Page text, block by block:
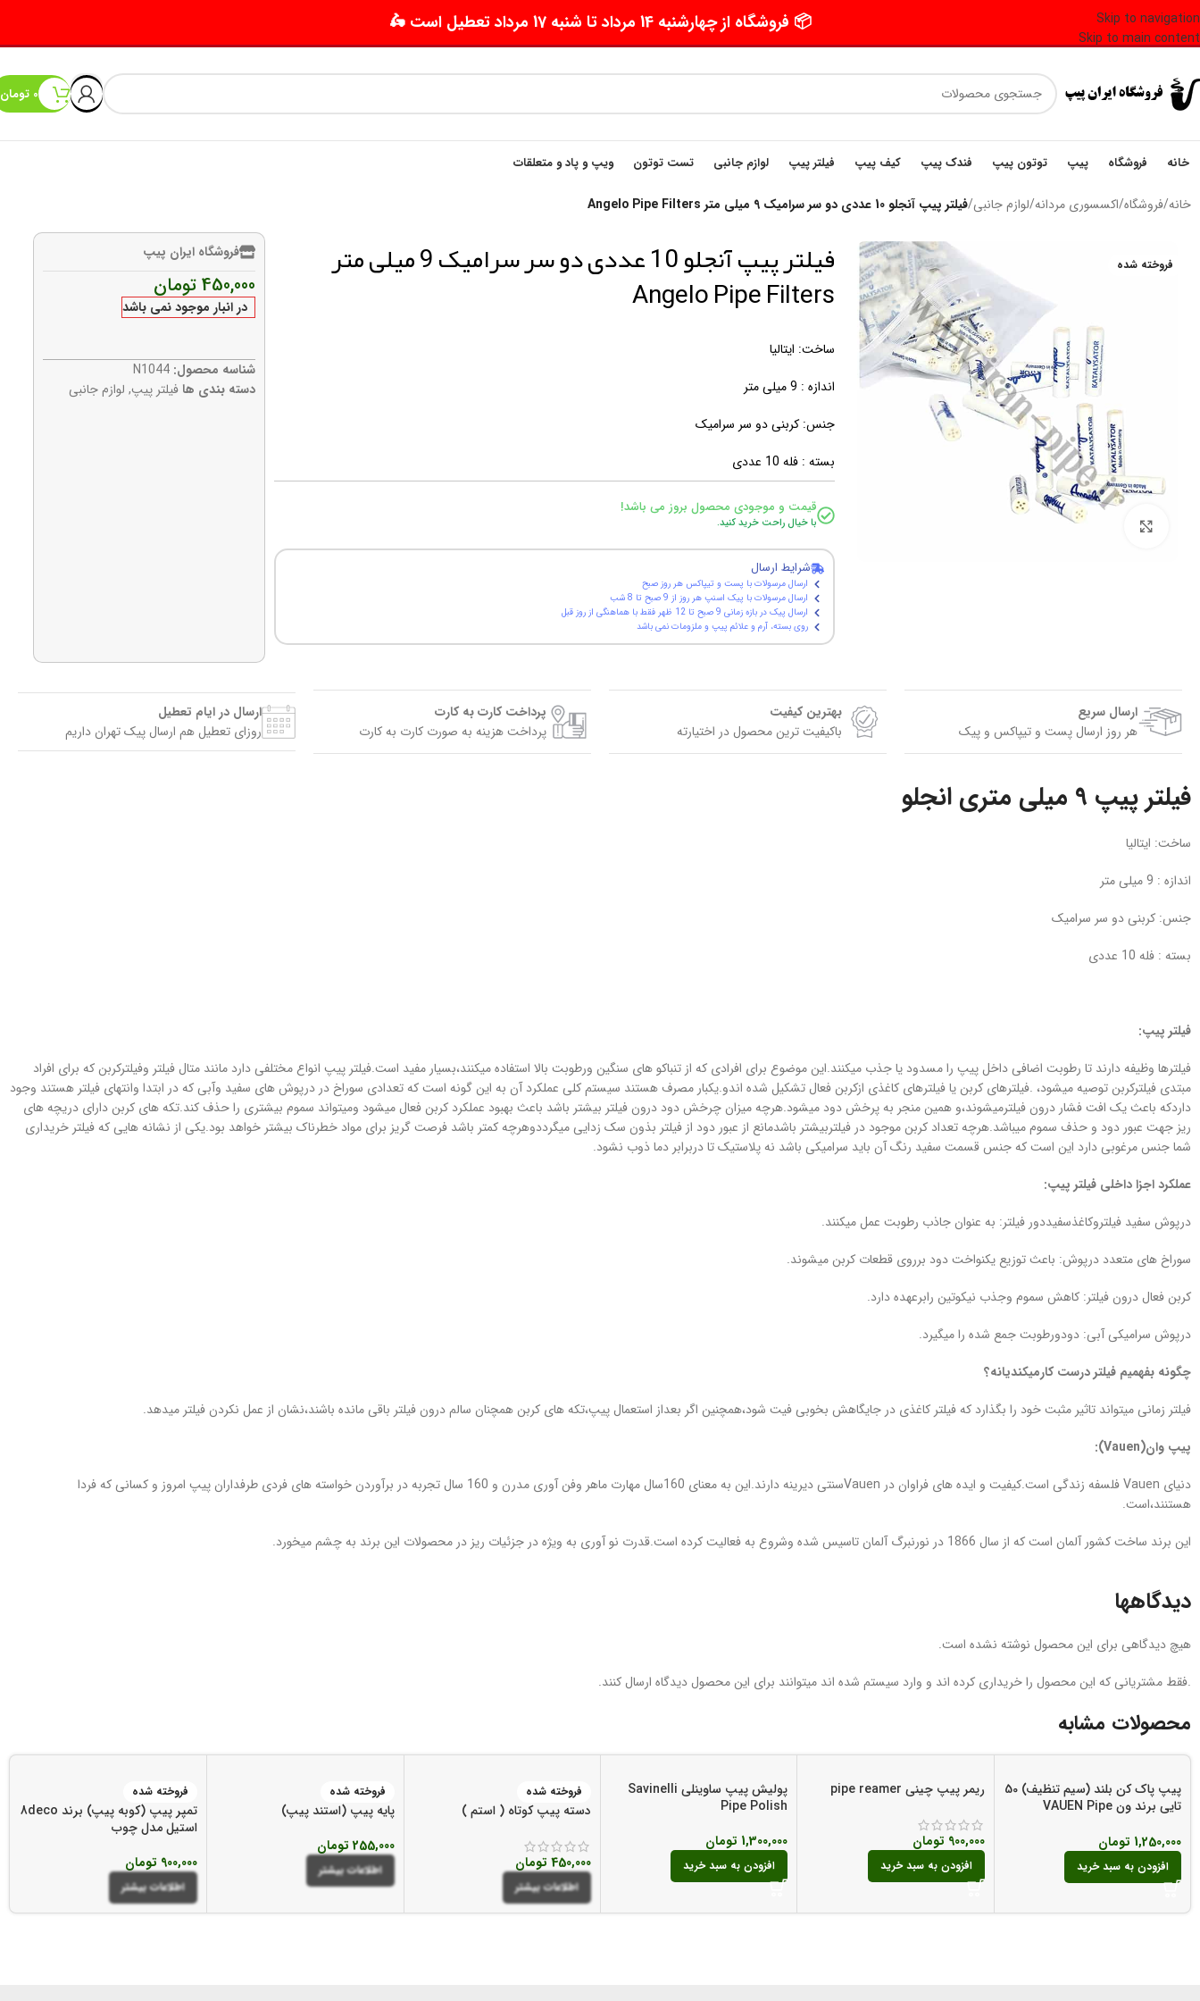
Skip to navigation
Skip to main content
📦 فروشگاه از چهارشنبه 14 مرداد تا شنبه 17 مرداد تعطیل است 🛵
0 تومان
خانه فروشگاه پیپ توتون پیپ فندک پیپ کیف پیپ فیلتر پیپ لوازم جانبی تست توتون ویپ و پاد و متعلقات
خانه/فروشگاه/اکسسوری مردانه/لوازم جانبی/فیلتر پیپ آنجلو 10 عددی دو سر سرامیک 9 میلی متر Angelo Pipe Filters
فروخته شده
برای بزرگنمایی کلیک کنید
فیلتر پیپ آنجلو 10 عددی دو سر سرامیک 9 میلی متر
Angelo Pipe Filters
ساخت: ایتالیا
اندازه : 9 میلی متر
جنس: کربنی دو سر سرامیک
بسته : فله 10 عددی
قیمت و موجودی محصول بروز می باشد!
با خیال راحت خرید کنید.
شرایط ارسال
ارسال مرسولات با پست و تیپاکس هر روز صبح
ارسال مرسولات با پیک اسنپ هر روز از 9 صبح تا 8 شب
ارسال پیک در بازه زمانی 9 صبح تا 12 ظهر فقط با هماهنگی از روز قبل
روی بسته، آرم و علائم پیپ و ملزومات نمی باشد
فروشگاه ایران پیپ
450,000 تومان
در انبار موجود نمی باشد
شناسه محصول:N1044
دسته بندی ها فیلتر پیپ, لوازم جانبی
ارسال سریع
هر روز ارسال پست و تیپاکس و پیک
بهترین کیفیت
باکیفیت ترین محصول در اختیارته
پرداخت کارت به کارت
پرداخت هزینه به صورت کارت به کارت
ارسال در ایام تعطیل
روزای تعطیل هم ارسال پیک تهران داریم
فیلتر پیپ 9 میلی متری انجلو
ساخت: ایتالیا
اندازه : 9 میلی متر
جنس: کربنی دو سر سرامیک
بسته : فله 10 عددی
فیلتر پیپ:
فیلترها وظیفه دارند تا رطوبت اضافی داخل پیپ را مسدود یا جذب میکنند.این موضوع برای افرادی که از تنباکو های سنگین ورطوبت بالا استفاده میکنند،بسیار مفید است.فیلتر پیپ انواع مختلفی دارد مانند متال فیلتر وفیلترکربن که برای افراد
مبتدی فیلترکربن توصیه میشود، .فیلترهای کربن یا فیلترهای کاغذی ازکربن فعال تشکیل شده اندو.یکبار مصرف هستند سیستم کلی عملکرد آن به این گونه است که تعدادی سوراخ در درپوش های سفید وآبی که در ابتدا وانتهای فیلتر هستند وجود
داردکه باعث یک افت فشار درون فیلترمیشوند،و همین منجر به پرخش دود میشود.هرچه میزان چرخش دود درون فیلتر بیشتر باشد باعث بهبود عملکرد کربن فعال میشود ومیتواند سموم بیشتری را حذف کند.تکه های کربن دارای دریچه های
ریز جهت عبور دود و حذف سموم میباشد.هرچه تعداد کربن موجود در فیلتربیشتر باشدمانع از عبور دود از فیلتر بذون سک زدایی میگرددوهرچه کمتر باشد فرصت گریز برای مواد خطرناک بیشتر خواهد بود.یکی از نشانه هایی که فیلتر خریداری
شما جنس مرغوبی دارد این است که جنس قسمت سفید رنگ آن باید سرامیکی باشد نه پلاستیک تا دربرابر دما ذوب نشود.
عملکرد اجزا داخلی فیلتر پیپ:
درپوش سفید فیلتروکاغذسفیددور فیلتر: به عنوان جاذب رطوبت عمل میکنند.
سوراخ های متعدد درپوش: باعث توزیع یکنواخت دود برروی قطعات کربن میشوند.
کربن فعال درون فیلتر: کاهش سموم وجذب نیکوتین رابرعهده دارد.
درپوش سرامیکی آبی: دودورطوبت جمع شده را میگیرد.
چگونه بفهمیم فیلتر درست کارمیکندیانه؟
فیلتر زمانی میتواند تاثیر مثبت خود را بگذارد که فیلتر کاغذی در جایگاهش بخوبی فیت شود،همچنین اگر بعداز استعمال پیپ،تکه های کربن همچنان سالم درون فیلتر باقی مانده باشند،نشان از عمل نکردن فیلتر میدهد.
پیپ وان(Vauen
):
دنیای Vauen فلسفه زندگی است.کیفیت و ایده های فراوان در Vauenسنتی دیرینه دارند.این به معنای 160سال مهارت ماهر وفن آوری مدرن و 160 سال تجربه در برآوردن خواسته های فردی طرفداران پیپ امروز و کسانی که فردا
هستنند،است.
این برند ساخت کشور آلمان است که از سال 1866 در نورنبرگ آلمان تاسیس شده وشروع به فعالیت کرده است.قدرت نو آوری به ویژه در جزئیات ریز در محصولات این برند به چشم میخورد.
دیدگاهها
هیچ دیدگاهی برای این محصول نوشته نشده است.
.فقط مشتریانی که این محصول را خریداری کرده اند و وارد سیستم شده اند میتوانند برای این محصول دیدگاه ارسال کنند.
محصولات مشابه
پیپ پاک کن بلند (سیم تنظیف) 50
تایی برند ون VAUEN Pipe
1,250,000 تومان
افزودن به سبد خرید
ریمر پیپ چینی pipe reamer
900,000 تومان
افزودن به سبد خرید
پولیش پیپ ساوینلی Savinelli
Pipe Polish
1,300,000 تومان
افزودن به سبد خرید
فروخته شده
دسته پیپ کوتاه ( استم )
450,000 تومان
اطلاعات بیشتر
فروخته شده
پایه پیپ (استند پیپ)
255,000 تومان
اطلاعات بیشتر
فروخته شده
تمپر پیپ (کوبه پیپ) برند 8deco
استیل مدل چوب
900,000 تومان
اطلاعات بیشتر